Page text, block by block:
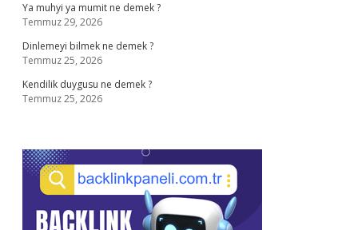
Ya muhyi ya mumit ne demek ?
Temmuz 29, 2026
Dinlemeyi bilmek ne demek ?
Temmuz 25, 2026
Kendilik duygusu ne demek ?
Temmuz 25, 2026